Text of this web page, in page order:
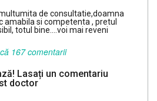
de consultatie,doamna
amabila si competenta , pretul
totul bine....voi mai reveni
167 comentarii
Lasați un comentariu
doctor